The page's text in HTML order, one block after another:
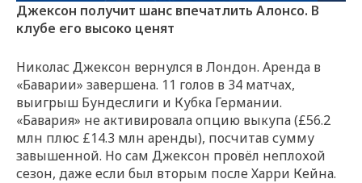
Джексон получит шанс впечатлить Алонсо. В
клубе его высоко ценят
Николас Джексон вернулся в Лондон. Аренда в
«Баварии» завершена. 11 голов в 34 матчах,
выигрыш Бундеслиги и Кубка Германии.
«Бавария» не активировала опцию выкупа (£56.2
млн плюс £14.3 млн аренды), посчитав сумму
завышенной. Но сам Джексон провёл неплохой
сезон, даже если был вторым после Харри Кейна.